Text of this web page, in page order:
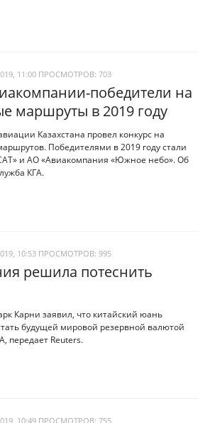
11:00 ПРОСМОТРОВ: 703
победители на
маршруты в 2019 году
Казахстана провел конкурс на
Победителями в 2019 году стали
и АО «Авиакомпания «Южное небо». Об
КГА.
10:53 ПРОСМОТРОВ: 995
решила потеснить
Карни заявил, что китайский юань
будущей мировой резервной валютой
передает Reuters.
10:49 ПРОСМОТРОВ: 755